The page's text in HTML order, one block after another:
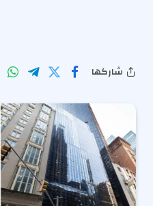
شاركها